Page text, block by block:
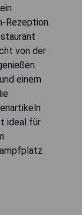
Rezeption.
von der
einem
ideal für